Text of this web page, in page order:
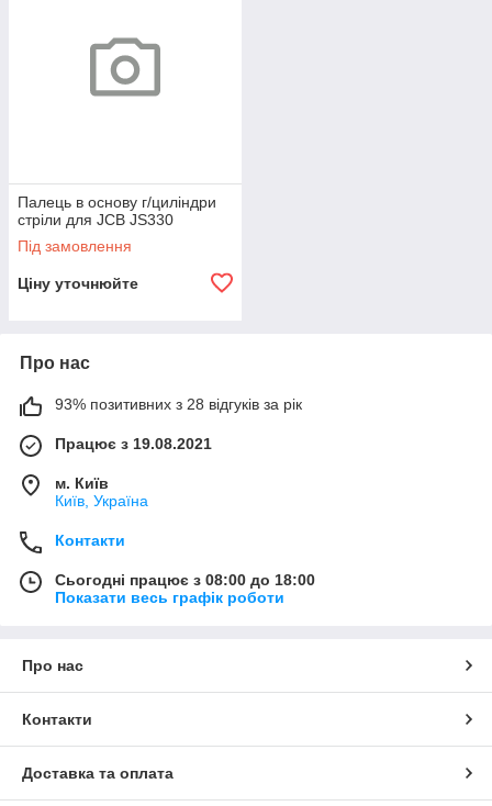
Палець в основу г/циліндри
стріли для JCB JS330
Під замовлення
Ціну уточнюйте
Про нас
93% позитивних з 28 відгуків за рік
Працює з 19.08.2021
м. Київ
Київ, Україна
Контакти
Сьогодні працює з 08:00 до 18:00
Показати весь графік роботи
Про нас
Контакти
Доставка та оплата